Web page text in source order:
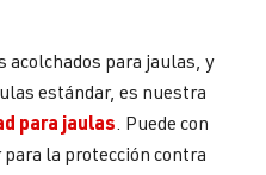
acolchados para jaulas, y
estándar, es nuestra
para jaulas. Puede con
para la protección contra